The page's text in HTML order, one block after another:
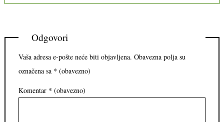
Odgovori
Vaša adresa e-pošte neće biti objavljena. Obavezna polja su
označena sa * (obavezno)
Komentar * (obavezno)